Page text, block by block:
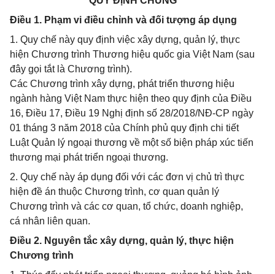
Điều 1. Phạm vi điều chỉnh và đối tượng áp dụng
1. Quy chế này quy định việc xây dựng, quản lý, thực
hiện Chương trình Thương hiệu quốc gia Việt Nam (sau
đây gọi tắt là Chương trình).
Các Chương trình xây dựng, phát triển thương hiệu
ngành hàng Việt Nam thực hiện theo quy định của Điều
16, Điều 17, Điều 19 Nghị định số 28/2018/NĐ-CP ngày
01 tháng 3 năm 2018 của Chính phủ quy định chi tiết
Luật Quản lý ngoại thương về một số biện pháp xúc tiến
thương mại phát triển ngoại thương.
2. Quy chế này áp dụng đối với các đơn vị chủ trì thực
hiện đề án thuộc Chương trình, cơ quan quản lý
Chương trình và các cơ quan, tổ chức, doanh nghiệp,
cá nhân liên quan.
Điều 2. Nguyên tắc xây dựng, quản lý, thực hiện
Chương trình